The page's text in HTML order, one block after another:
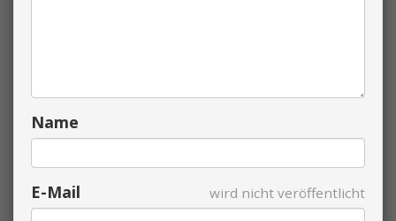
Name
E-Mail wird nicht veröffentlicht